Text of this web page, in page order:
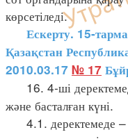
көрсетіледі.
Ескерту. 15-
Қазақстан
2010.03.17 № 17
16. 4-ші
және басталған күні.
4.1. деректемеде –